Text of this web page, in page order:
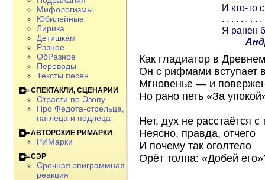
И кто-то
. . . . . . . . .
Я ранен
Как гладиатор в
Он с рифмами вступает
Мгновенье — и
Но рано петь «За
Нет, дух не расстаётся с
Неясно, правда, отчего
И почему так оголтело
Орёт толпа: «Добей
Мифологизмы
Юбилейные
Лирика
Детишкам
Разное
ОбРазное
Переводы
Тексты песен
СПЕКТАКЛИ, СЦЕНАРИИ
Страсти по Эзопу
Про Федота-стрельца,
наглеца и подлеца
АВТОРСКИЕ РИМАРКИ
РИМарки
СЭР
Срочная эпиграммная
реакция